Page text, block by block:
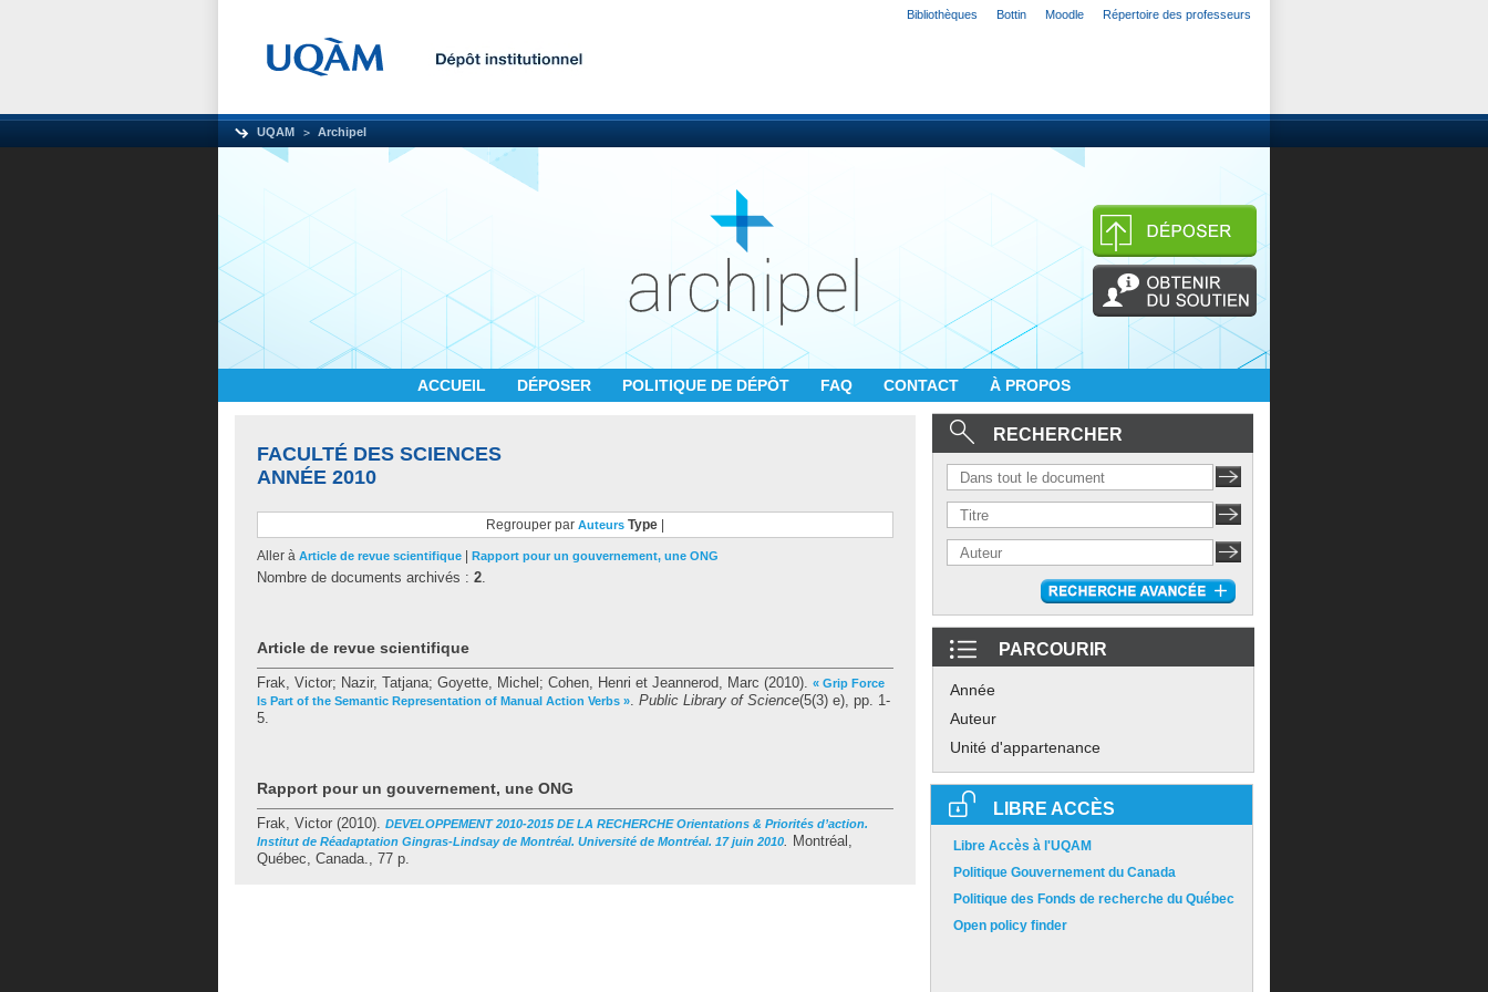
Bibliothèques Bottin Moodle Répertoire des professeurs
UQAM Archipel
ACCUEIL DÉPOSER POLITIQUE DE DÉPÔT FAQ CONTACT À PROPOS
FACULTÉ DES SCIENCES
ANNÉE 2010
Regrouper par Auteurs Type
Aller à Article de revue scientifique Rapport pour un gouvernement, une ONG
Nombre de documents archivés : 2.
Article de revue scientifique
Frak, Victor; Nazir, Tatjana; Goyette, Michel ; Cohen, Henri et Jeannerod, Marc (2010). « Grip Force
Is Part of the Semantic Representation of Manual Action Verbs ». Public Library of Science(5(3) e), pp. 1-
5.
Rapport pour un gouvernement, une ONG
Frak, Victor (2010). DEVELOPPEMENT 2010-2015 DE LA RECHERCHE Orientations & Priorités d’action.
Institut de Réadaptation Gingras-Lindsay de Montréal. Université de Montréal. 17 juin 2010. Montréal,
Québec, Canada., 77 p.
RECHERCHER
PARCOURIR
Année
Auteur
Unité d'appartenance
LIBRE ACCÈS
Libre Accès à l'UQAM
Politique Gouvernement du Canada
Politique des Fonds de recherche du Québec
Open policy finder